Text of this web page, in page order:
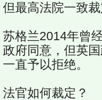
但最高法院一致
苏格兰2014年曾
政府同意，但英
一直予以拒绝。
法官如何裁定？